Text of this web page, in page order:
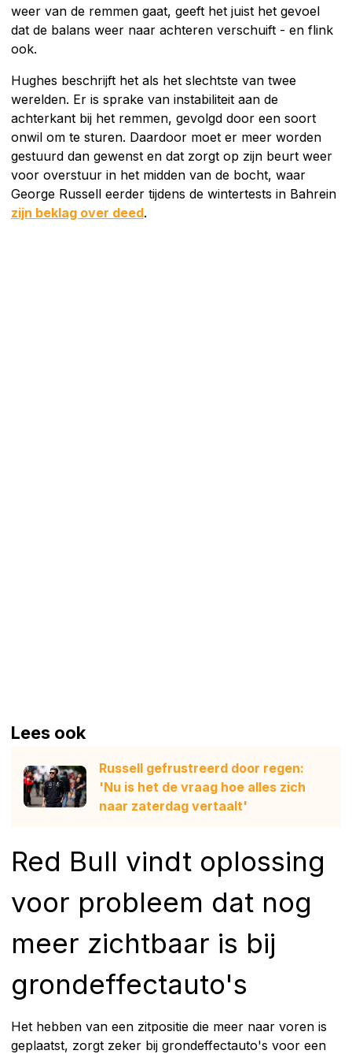
weer van de remmen gaat, geeft het juist het gevoel
dat de balans weer naar achteren verschuift - en flink
ook.
Hughes beschrijft het als het slechtste van twee
werelden. Er is sprake van instabiliteit aan de
achterkant bij het remmen, gevolgd door een soort
onwil om te sturen. Daardoor moet er meer worden
gestuurd dan gewenst en dat zorgt op zijn beurt weer
voor overstuur in het midden van de bocht, waar
George Russell eerder tijdens de wintertests in Bahrein
zijn beklag over deed.
Lees ook
Russell gefrustreerd door regen:
'Nu is het de vraag hoe alles zich
naar zaterdag vertaalt'
Red Bull vindt oplossing
voor probleem dat nog
meer zichtbaar is bij
grondeffectauto's
Het hebben van een zitpositie die meer naar voren is
geplaatst, zorgt zeker bij grondeffectauto's voor een